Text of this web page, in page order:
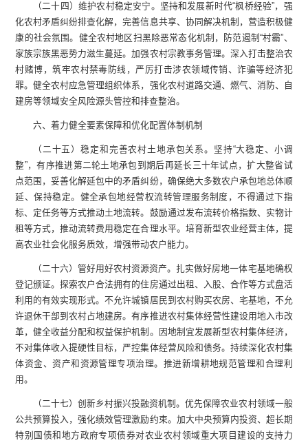
（二十四）维护农村稳定安宁。坚持和发展新时代“枫桥经验”，强
化农村矛盾纠纷排查化解，完善信息共享、协同解决机制，营造积极健
康的社会氛围。健全农村地区扫黑除恶常态化机制，防范遏制“村霸”、
家族宗族黑恶势力滋生蔓延。加强农村宗教事务管理。深入打击整治农
村赌博，筑牢农村禁毒防线，严厉打击涉农领域传销、诈骗等经济犯
罪。健全农村应急管理组织体系，强化农村道路交通、燃气、消防、自
建房等领域安全风险源头管控和排查整治。
六、着力健全要素保障和优化配置体制机制
（二十五）稳定和完善农村土地承包关系。坚持“大稳定、小调
整”，有序推进第二轮土地承包到期后再延长三十年试点，扩大整省试
点范围，妥善化解延包中的矛盾纠纷，确保绝大多数农户承包地总体顺
延、保持稳定。健全承包地经营权流转管理服务制度，不得通过下指
标、定任务等方式推动土地流转。鼓励通过发布流转价格指数、实物计
租等方式，推动流转费用稳定在合理水平。培育新型农业经营主体，提
高农业社会化服务质效，增强带动农户能力。
（二十六）管好用好农村资源资产。扎实做好房地一体宅基地确权
登记颁证。探索农户合法拥有的住房通过出租、入股、合作等方式盘活
利用的有效实现形式。不允许城镇居民到农村购买农房、宅基地，不允
许退休干部到农村占地建房。有序推进农村集体经营性建设用地入市改
革，健全收益分配和权益保护机制。因地制宜发展新型农村集体经济，
不对集体收入提硬性目标，严控集体经营风险和债务。持续深化农村集
体资金、资产和资源管理专项治理。推进新增耕地规范管理和合理利
用。
（二十七）创新乡村振兴投融资机制。优先保障农业农村领域一般
公共预算投入，强化绩效管理激励约束。加大中央预算内投资、超长期
特别国债和地方政府专项债券对农业农村领域重大项目建设的支持力